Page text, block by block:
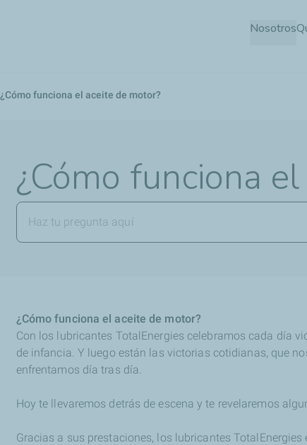
Nosotros
¿Cómo funciona el aceite de motor?
¿Cómo funciona
¿Cómo funciona el aceite de motor?
Con los lubricantes TotalEnergies celebramos cada día
de infancia. Y luego están las victorias cotidianas, que
enfrentamos día tras día.
Hoy te llevaremos detrás de escena y te revelaremos
Gracias a sus prestaciones, los lubricantes